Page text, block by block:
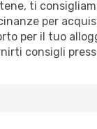
ti
per
per il tuo
consigli